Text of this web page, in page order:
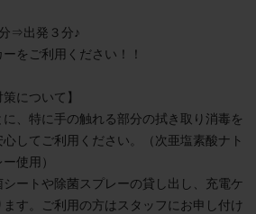
⇒出発３分♪
をご利用ください！！
について】
、特に手の触れる部分の拭き取り消毒を
してご利用ください。（次亜塩素酸ナト
使用）
ートや除菌スプレーの貸し出し、充電ケ
す。ご利用の方はスタッフにお申し付け